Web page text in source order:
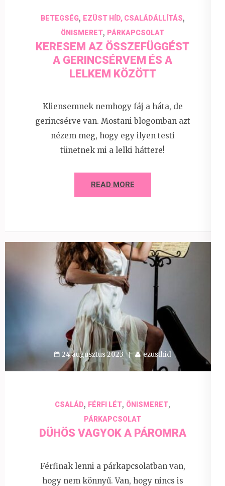
BETEGSÉG, EZÜST HÍD, CSALÁDÁLLÍTÁS,
ÖNISMERET, PÁRKAPCSOLAT
KERESEM AZ ÖSSZEFÜGGÉST
A GERINCSÉRVEM ÉS A
LELKEM KÖZÖTT
Kliensemnek nemhogy fáj a háta, de
gerincsérve van. Mostani blogomban azt
nézem meg, hogy egy ilyen testi
tünetnek mi a lelki háttere!
READ MORE
24 augusztus 2023 ezusthid
CSALÁD, FÉRFI LÉT, ÖNISMERET,
PÁRKAPCSOLAT
DÜHÖS VAGYOK A PÁROMRA
Férfinak lenni a párkapcsolatban van,
hogy nem könnyű. Van, hogy nincs is